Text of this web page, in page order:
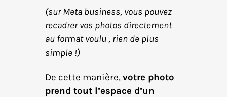
(sur Meta business, vous pouvez
recadrer vos photos directement
au format voulu , rien de plus
simple !)
De cette manière,votre photo
prend tout l’espace d’un